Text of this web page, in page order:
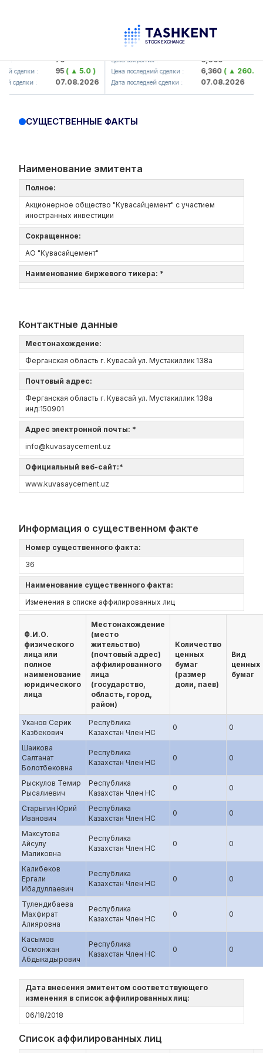
: 79
сделки : 95( ▲ 5.0 )
сделки : 07.08.2026
UZMK (<O'zmetkombinat> AJ)
Цена закрытия : 6,099
Цена последний сделки : 6,360( ▲ 260.04 )
Дата последней сделки : 07.08.2026
СУЩЕСТВЕННЫЕ ФАКТЫ
Наименование эмитента
Полное:
Акционерное общество "Кувасайцемент" с участием
иностранных инвестиции
Сокращенное:
АО "Кувасайцемент"
Наименование биржевого тикера: *
Контактные данные
Местонахождение:
Ферганская область г. Кувасай ул. Мустакиллик 138а
Почтовый адрес:
Ферганская область г. Кувасай ул. Мустакиллик 138а
инд:150901
Адрес электронной почты: *
info@kuvasaycement.uz
Официальный веб-сайт:*
www.kuvasaycement.uz
Информация о существенном факте
Номер существенного факта:
36
Наименование существенного факта:
Изменения в списке аффилированных лиц
Ф.И.О.
физического
лица или
полное
наименование
юридического
лица
Местонахождение
(место
жительство)
(почтовый адрес)
аффилированного
лица
(государство,
область, город,
район)
Количество
ценных
бумаг
(размер
доли, паев)
Вид
ценных
бумаг
Уканов Серик
Казбекович
Республика
Казахстан Член НС
0 0
Шаикова
Салтанат
Болотбековна
Республика
Казахстан Член НС
0 0
Рыскулов Темир
Рысалиевич
Республика
Казахстан Член НС
0 0
Старыгин Юрий
Иванович
Республика
Казахстан Член НС
0 0
Максутова
Айсулу
Маликовна
Республика
Казахстан Член НС
0 0
Калибеков
Ергали
Ибадуллаевич
Республика
Казахстан Член НС
0 0
Тулендибаева
Махфират
Алияровна
Республика
Казахстан Член НС
0 0
Касымов
Осмонжан
Абдыкадырович
Республика
Казахстан Член НС
0 0
Дата внесения эмитентом соответствующего
изменения в список аффилированных лиц:
06/18/2018
Список аффилированных лиц